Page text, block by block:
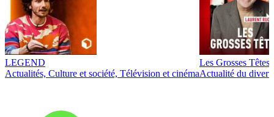
LEGEND
Actualités, Culture et société, Télévision et cinéma
Les Grosses Têtes
Actualité du